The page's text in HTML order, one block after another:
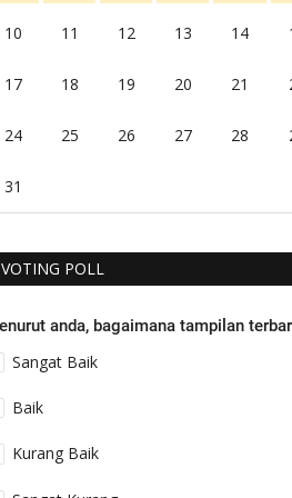
10 11 12 13 14
17 18 19 20 21
24 25 26 27 28
31
VOTING POLL
anda, bagaimana tampilan
Sangat Baik
Baik
Kurang Baik